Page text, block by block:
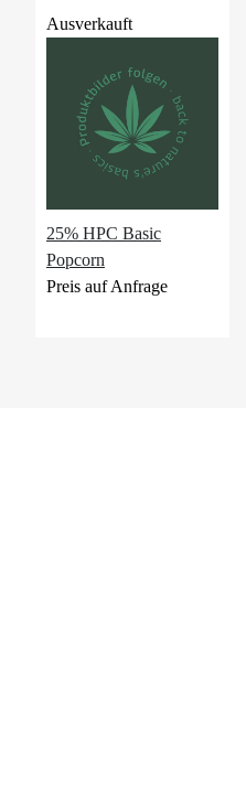
Ausverkauft
25% HPC Basic
Popcorn
Preis auf Anfrage